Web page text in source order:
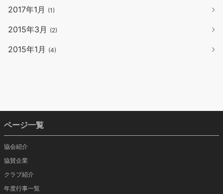
2017年1月 (1)
2015年3月 (2)
2015年1月 (4)
ページ一覧
協会紹介
協賛企業
クラブ紹介
年度行事一覧